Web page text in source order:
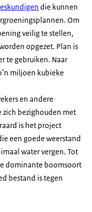
die kunnen
Om
veilig te stellen,
opgezet. Plan is
te gebruiken. Naar
miljoen kubieke
en andere
bezighouden met
is het project
een goede weerstand
water vergen. Tot
dominante boomsoort
bestand is tegen